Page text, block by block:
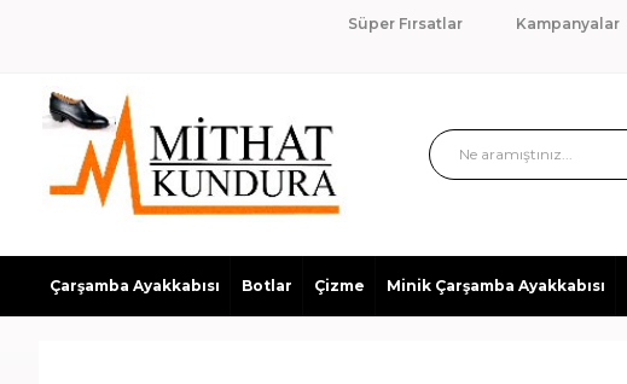
Süper Fırsatlar Kampanyalar
Çarşamba Ayakkabısı Botlar Çizme Minik Çarşamba Ayakkabısı